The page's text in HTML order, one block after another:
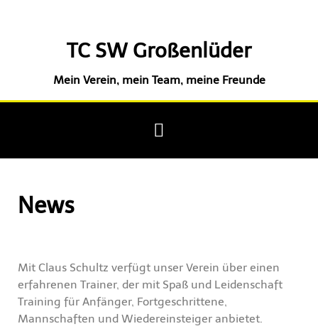
TC SW Großenlüder
Mein Verein, mein Team, meine Freunde
News
Mit Claus Schultz verfügt unser Verein über einen
erfahrenen Trainer, der mit Spaß und Leidenschaft
Training für Anfänger, Fortgeschrittene,
Mannschaften und Wiedereinsteiger anbietet.